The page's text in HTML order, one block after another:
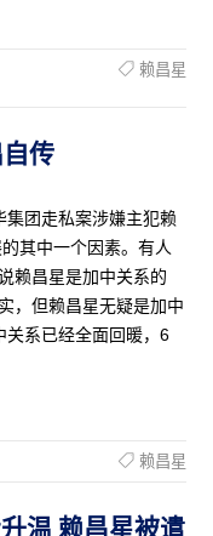
赖昌星
传
团走私案涉嫌主犯赖
其中一个因素。有人
赖昌星是加中关系的
，但赖昌星无疑是加中
关系已经全面回暖，6
赖昌星
温 赖昌星被遣